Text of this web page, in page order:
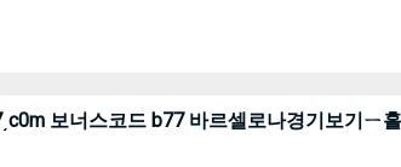
보너스코드 b77 바르셀로나경기보기ㄧ